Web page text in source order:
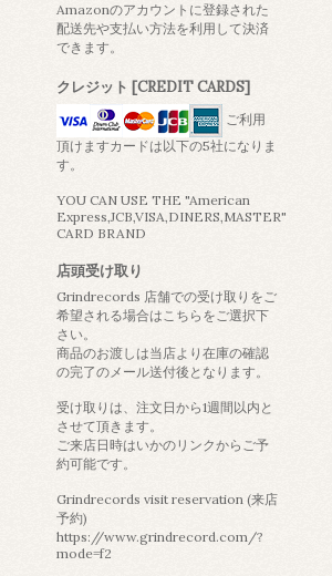
Amazonのアカウントに登録された
配送先や支払い方法を利用して決済
できます。
クレジット [CREDIT CARDS]
ご利用
頂けますカードは以下の5社になりま
す。
YOU CAN USE THE "American
Express,JCB,VISA,DINERS,MASTER"
CARD BRAND
店頭受け取り
Grindrecords 店舗での受け取りをご
希望される場合はこちらをご選択下
さい。
商品のお渡しは当店より在庫の確認
の完了のメール送付後となります。
受け取りは、注文日から1週間以内と
させて頂きます。
ご来店日時はいかのリンクからご予
約可能です。
Grindrecords visit reservation (来店
予約)
https://www.grindrecord.com/?
mode=f2